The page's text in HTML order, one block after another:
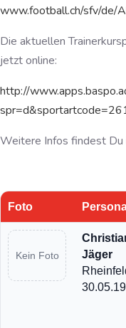
www.football.ch/sfv/de/
Die aktuellen
jetzt online:
http://
Weitere Infos findest Du
Foto
Kein Foto
Jäger